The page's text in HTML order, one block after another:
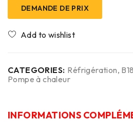
DEMANDE DE PRIX
CATEGORIES: Réfrigération,
Pompe à chaleur
INFORMATIONS